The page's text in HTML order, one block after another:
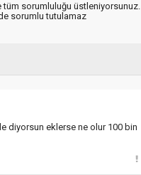
tüm sorumluluğu üstleniyorsunuz.
sorumlu tutulamaz
diyorsun eklerse ne olur 100 bin